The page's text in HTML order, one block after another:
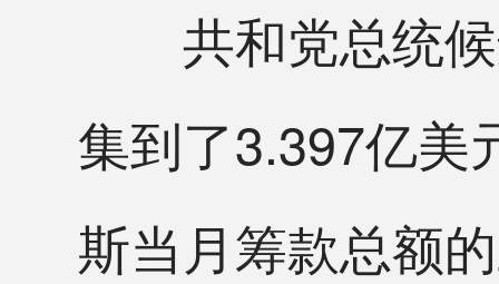
共和党总统候
集到了3.397亿美
斯当月筹款总额